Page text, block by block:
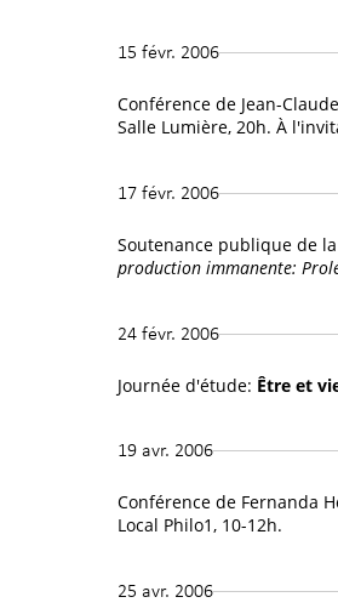
15 févr. 2006
Conférence de Jean-
Salle Lumière, 20h. À
17 févr. 2006
Soutenance publique de
production immanente:
24 févr. 2006
Journée d'étude: Être et
19 avr. 2006
Conférence de Fernanda
Local Philo1, 10-12h.
25 avr. 2006